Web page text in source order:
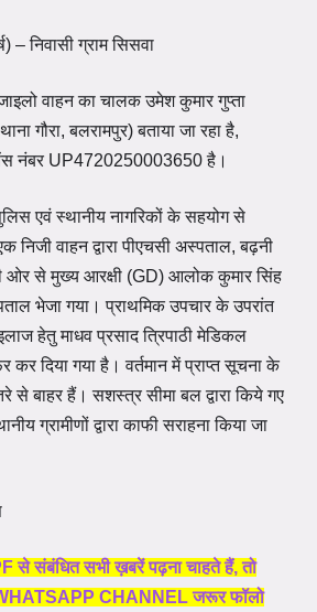
– निवासी ग्राम सिसवा
वाहन का चालक उमेश कुमार गुप्ता
गौरा, बलरामपुर) बताया जा रहा है,
नंबर UP4720250003650 है।
एवं स्थानीय नागरिकों के सहयोग से
निजी वाहन द्वारा पीएचसी अस्पताल, बढ़नी
ओर से मुख्य आरक्षी (GD) आलोक कुमार सिंह
भेजा गया। प्राथमिक उपचार के उपरांत
हेतु माधव प्रसाद त्रिपाठी मेडिकल
कर दिया गया है। वर्तमान में प्राप्त सूचना के
से बाहर हैं। सशस्त्र सीमा बल द्वारा किये गए
ग्रामीणों द्वारा काफी सराहना किया जा
से संबंधित सभी ख़बरें पढ़ना चाहते हैं, तो
CHANNEL जरूर फॉलो